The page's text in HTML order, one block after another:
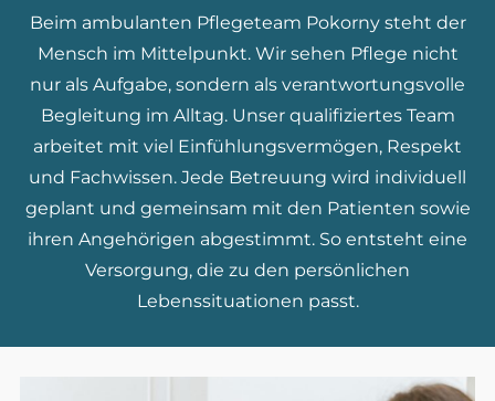
Beim ambulanten Pflegeteam Pokorny steht der
Mensch im Mittelpunkt. Wir sehen Pflege nicht
nur als Aufgabe, sondern als verantwortungsvolle
Begleitung im Alltag. Unser qualifiziertes Team
arbeitet mit viel Einfühlungsvermögen, Respekt
und Fachwissen. Jede Betreuung wird individuell
geplant und gemeinsam mit den Patienten sowie
ihren Angehörigen abgestimmt. So entsteht eine
Versorgung, die zu den persönlichen
Lebenssituationen passt.